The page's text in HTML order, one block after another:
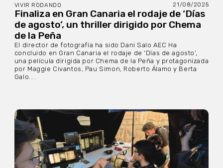
VIVIR RODANDO 21/08/2025
Finaliza en Gran Canaria el rodaje de ‘Días
de agosto’, un thriller dirigido por Chema
de la Peña
El director de fotografía ha sido Dani Salo AEC Ha
concluido en Gran Canaria el rodaje de ‘Días de agosto’,
una película dirigida por Chema de la Peña y protagonizada
por Maggie Civantos, Pau Simon, Roberto Álamo y Berta
Galo....